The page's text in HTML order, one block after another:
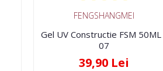
FENGSHANGMEI
Gel UV Constructie FSM
07
39,90 Lei